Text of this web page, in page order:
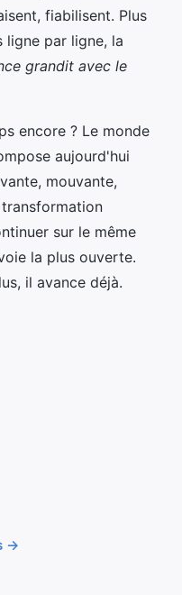
fiabilisent. Plus
ligne par ligne, la
grandit avec le
encore ? Le monde
aujourd'hui
mouvante,
sur le même
la plus ouverte.
il avance déjà.
→